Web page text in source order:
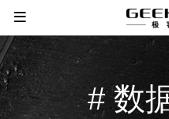
# 数